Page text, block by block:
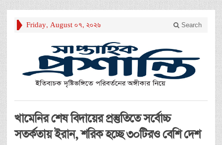
Friday, August 07, 2026 Search
খামেনির শেষ বিদায়ের প্রস্তুতিতে সর্বোচ্চ
সতর্কতায় ইরান, শরিক হচ্ছে ৩০টিরও বেশি দেশ